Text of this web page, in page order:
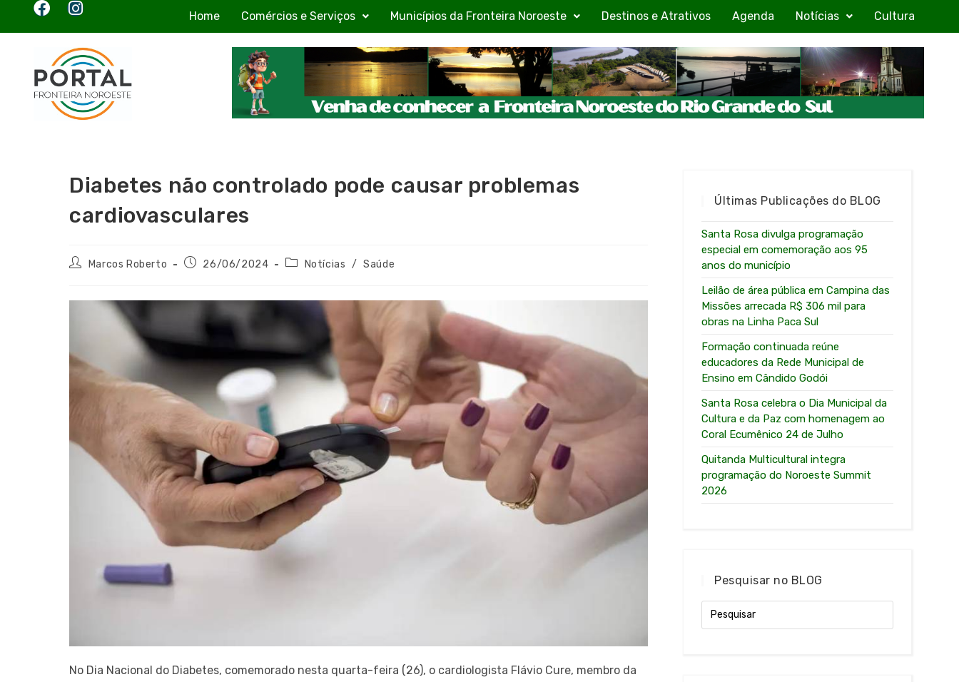
Home Comércios e Serviços Municípios da Fronteira Noroeste Destinos e Atrativos Agenda Notícias Cultura
Diabetes não controlado pode causar problemas
cardiovasculares
Marcos Roberto 26/06/2024 Notícias / Saúde
No Dia Nacional do Diabetes, comemorado nesta quarta-feira (26), o cardiologista Flávio Cure, membro da
Últimas Publicações do BLOG
Santa Rosa divulga programação
especial em comemoração aos 95
anos do município
Leilão de área pública em Campina das
Missões arrecada R$ 306 mil para
obras na Linha Paca Sul
Formação continuada reúne
educadores da Rede Municipal de
Ensino em Cândido Godói
Santa Rosa celebra o Dia Municipal da
Cultura e da Paz com homenagem ao
Coral Ecumênico 24 de Julho
Quitanda Multicultural integra
programação do Noroeste Summit
2026
Pesquisar no BLOG